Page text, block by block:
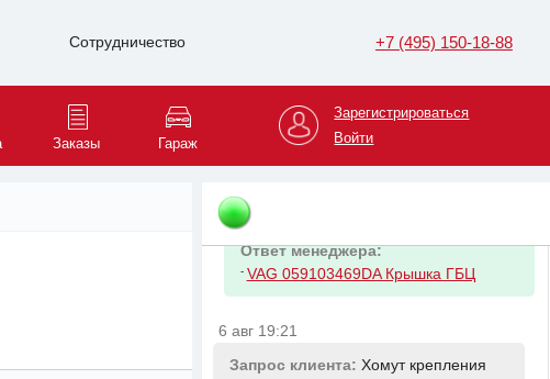
Сотрудничество +7 (495) 150-18-88
Заказы Гараж
Зарегистрироваться
Войти
6 авг 19:20
Запрос клиента:Клапанная крышка
(WVGZZZ*****)
Ответ менеджера:
- VAG 059103469DA Крышка ГБЦ
6 авг 19:21
Запрос клиента: Хомут крепления